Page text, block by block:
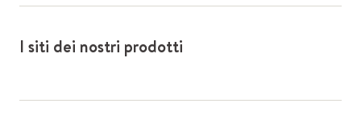
I siti dei nostri prodotti